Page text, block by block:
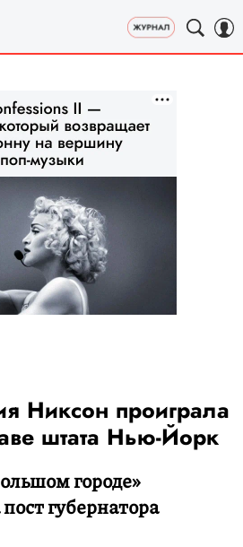
Никсон проиграла
штата Нью-Йорк
городе»
губернатора